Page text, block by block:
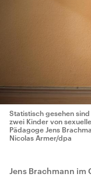
Statistisch gesehen
zwei Kinder von
Pädagoge Jens
Nicolas Armer/dpa
Jens Brachmann im